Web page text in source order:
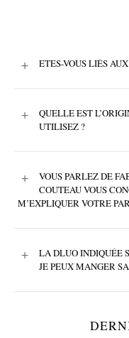
+ ETES-VOUS LIÉS
+
QUELLE EST
UTILISEZ ?
+
VOUS PARLEZ DE
COUTEAU VOUS
M’EXPLIQUER VOTRE
+
LA DLUO INDIQUÉE
JE PEUX MANGER